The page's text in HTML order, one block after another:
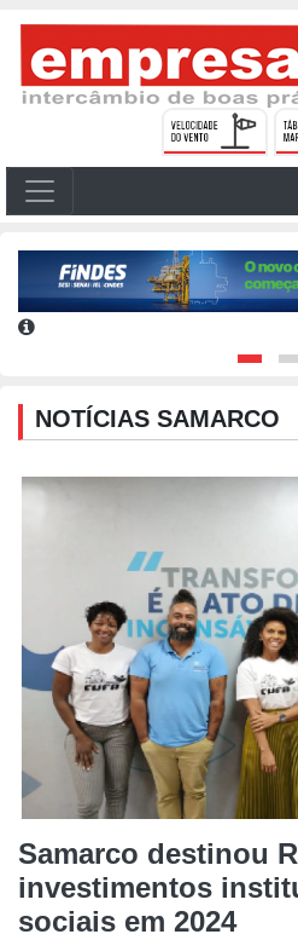
NOTÍCIAS SAMARCO
Samarco destinou
investimentos
sociais em 2024